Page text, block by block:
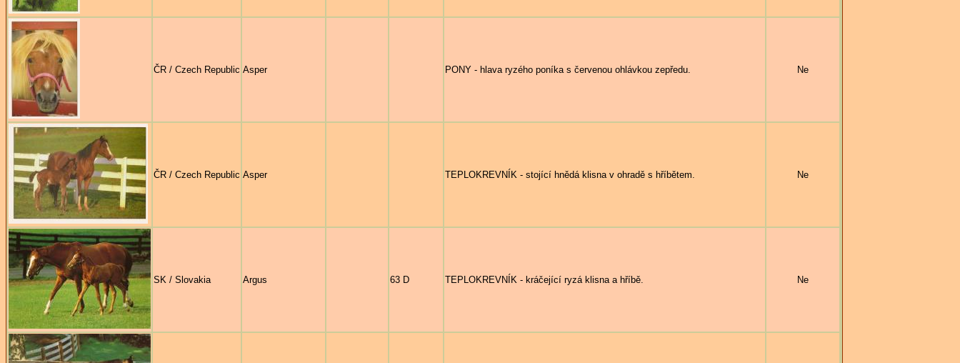
ČR / Czech Republic Asper PONY - hlava ryzého poníka s červenou ohlávkou zepředu. Ne
ČR / Czech Republic Asper TEPLOKREVNÍK - stojící hnědá klisna v ohradě s hříbětem. Ne
SK / Slovakia Argus 63 D TEPLOKREVNÍK - kráčející ryzá klisna a hříbě. Ne